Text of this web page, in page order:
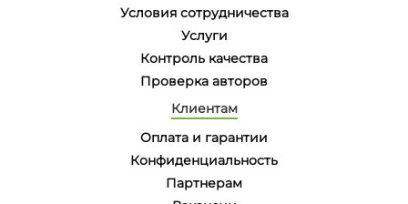
Условия сотрудничества
Услуги
Контроль качества
Проверка авторов
Клиентам
Оплата и гарантии
Конфиденциальность
Партнерам